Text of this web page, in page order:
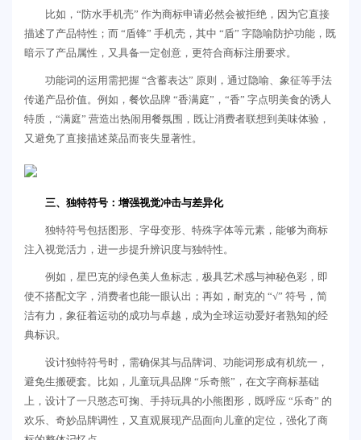
比如，“防水手机壳” 作为商标申请必然会被拒绝，因为它直接
描述了产品特性；而 “盾锋” 手机壳，其中 “盾” 字隐喻防护功能，既
暗示了产品属性，又具备一定创意，更符合商标注册要求。
功能词的运用需把握 “含蓄表达” 原则，通过隐喻、象征等手法
传递产品价值。例如，餐饮品牌 “香满庭”，“香” 字点明美食的诱人
特质，“满庭” 营造出热闹用餐氛围，既让消费者联想到美味体验，
又避免了直接描述菜品而丧失显著性。
三、独特符号：增强视觉冲击与差异化
独特符号包括图形、字母变形、特殊字体等元素，能够为商标
注入视觉活力，进一步提升辨识度与独特性。
例如，星巴克的绿色美人鱼标志，极具艺术感与神秘色彩，即
使不搭配文字，消费者也能一眼认出；再如，耐克的 “√” 符号，简
洁有力，象征着运动的成功与卓越，成为全球运动爱好者熟知的经
典标识。
设计独特符号时，需确保其与品牌词、功能词形成有机统一，
避免生搬硬套。比如，儿童玩具品牌 “乐奇熊”，在文字商标基础
上，设计了一只憨态可掬、手持玩具的小熊图形，既呼应 “乐奇” 的
欢乐、奇妙品牌调性，又直观展现产品面向儿童的定位，强化了商